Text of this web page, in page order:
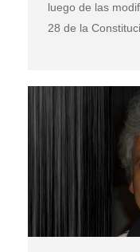
luego de las
28 de la